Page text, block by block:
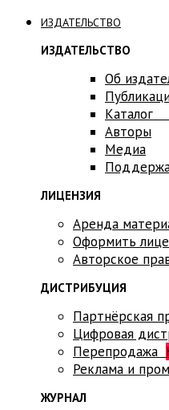
ИЗДАТЕЛЬСТВО
ИЗДАТЕЛЬСТВО
Об
Каталог
Авторы
Медиа
ЛИЦЕНЗИЯ
Аренда
Оформить
Авторское
ДИСТРИБУЦИЯ
Партнёрская
Цифровая
Перепродажа
Реклама и
ЖУРНАЛ